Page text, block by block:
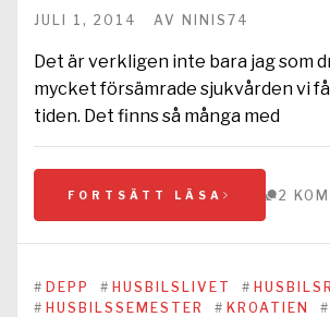
JULI 1, 2014 AV NINIS74
Det är verkligen inte bara jag som
mycket försämrade sjukvården vi
tiden. Det finns så många med
FORTSÄTT LÄSA 2
# DEPP # HUSBILSLIVET #
# HUSBILSSEMESTER # KROATIEN #